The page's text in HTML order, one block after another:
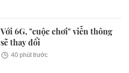
Với 6G, "cuộc chơi" viễn thông
sẽ thay đổi
40 phút trước